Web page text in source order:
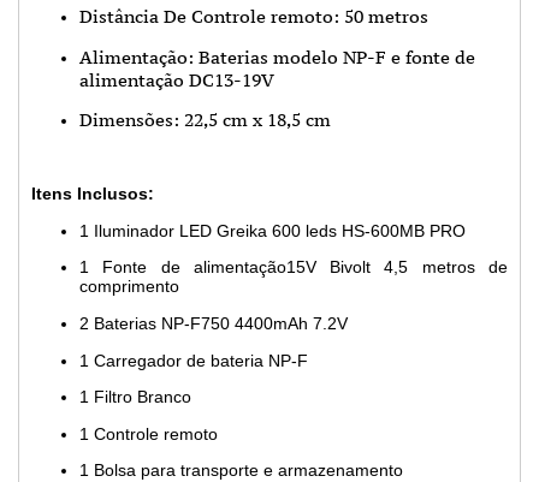
Distância De Controle remoto: 50 metros
Alimentação: Baterias modelo NP-F e fonte de
alimentação DC13-19V
Dimensões: 22,5 cm x 18,5 cm
Itens Inclusos:
1 Iluminador LED Greika 600 leds HS-600MB PRO
1 Fonte de alimentação15V Bivolt 4,5 metros de
comprimento
2 Baterias NP-F750 4400mAh 7.2V
1 Carregador de bateria NP-F
1 Filtro Branco
1 Controle remoto
1 Bolsa para transporte e armazenamento